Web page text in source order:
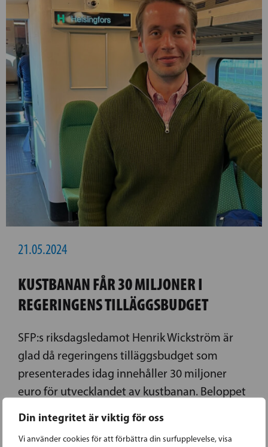
Din integritet är viktig för oss
Vi använder cookies för att förbättra din surfupplevelse, visa
21.05.2024
KUSTBANAN FÅR 30 MILJONER I
REGERINGENS TILLÄGGSBUDGET
SFP:s riksdagsledamot Henrik Wickström är
glad då regeringens tilläggsbudget som
presenterades idag innehåller 30 miljoner
euro för utvecklandet av kustbanan. Beloppet
som reserverats i regeringens